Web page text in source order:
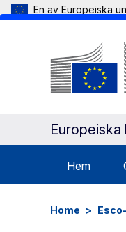
En av Europeiska
Hem
Home